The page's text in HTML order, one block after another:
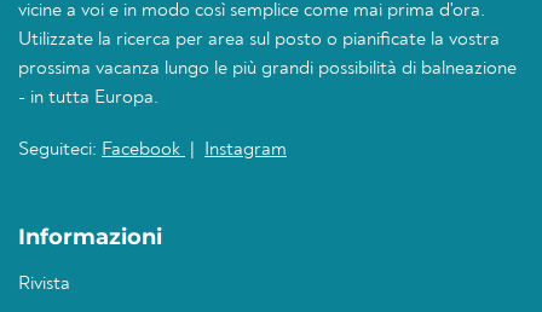
vicine a voi e in modo così semplice come mai prima d'ora.
Utilizzate la ricerca per area sul posto o pianificate la vostra
prossima vacanza lungo le più grandi possibilità di balneazione
- in tutta Europa.
Seguiteci: Facebook Instagram
Informazioni
Rivista